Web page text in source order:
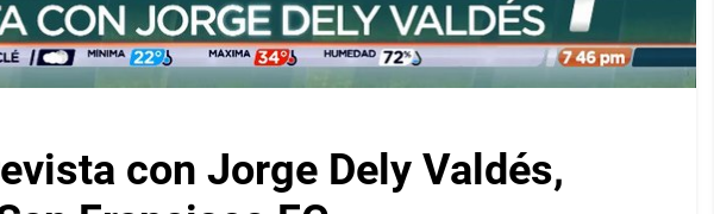
con Jorge Dely Valdés,